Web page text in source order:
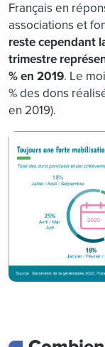
Français en
associations et
reste cependant
trimestre
% en 2019. Le
% des dons
en 2019).